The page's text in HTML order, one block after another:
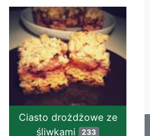
Ciasto drożdżowe ze
śliwkami 233